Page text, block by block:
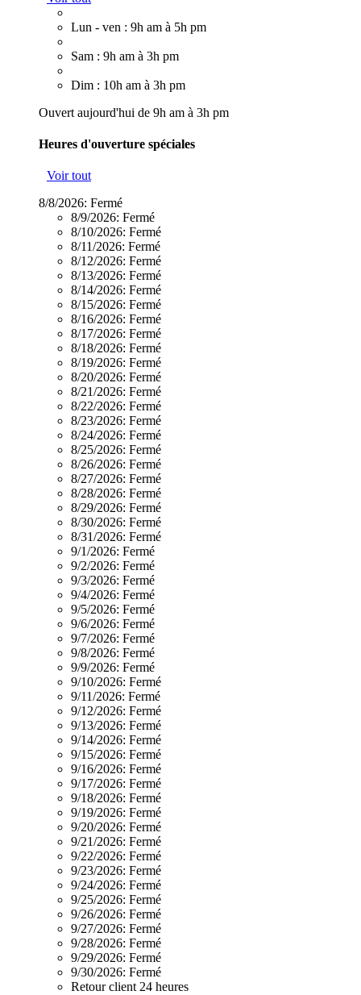
Lun - ven : 9h am à 5h pm
Sam : 9h am à 3h pm
Dim : 10h am à 3h pm
Ouvert aujourd'hui de 9h am à 3h pm
Heures d'ouverture spéciales
Voir tout
8/8/2026: Fermé
8/9/2026: Fermé
8/10/2026: Fermé
8/11/2026: Fermé
8/12/2026: Fermé
8/13/2026: Fermé
8/14/2026: Fermé
8/15/2026: Fermé
8/16/2026: Fermé
8/17/2026: Fermé
8/18/2026: Fermé
8/19/2026: Fermé
8/20/2026: Fermé
8/21/2026: Fermé
8/22/2026: Fermé
8/23/2026: Fermé
8/24/2026: Fermé
8/25/2026: Fermé
8/26/2026: Fermé
8/27/2026: Fermé
8/28/2026: Fermé
8/29/2026: Fermé
8/30/2026: Fermé
8/31/2026: Fermé
9/1/2026: Fermé
9/2/2026: Fermé
9/3/2026: Fermé
9/4/2026: Fermé
9/5/2026: Fermé
9/6/2026: Fermé
9/7/2026: Fermé
9/8/2026: Fermé
9/9/2026: Fermé
9/10/2026: Fermé
9/11/2026: Fermé
9/12/2026: Fermé
9/13/2026: Fermé
9/14/2026: Fermé
9/15/2026: Fermé
9/16/2026: Fermé
9/17/2026: Fermé
9/18/2026: Fermé
9/19/2026: Fermé
9/20/2026: Fermé
9/21/2026: Fermé
9/22/2026: Fermé
9/23/2026: Fermé
9/24/2026: Fermé
9/25/2026: Fermé
9/26/2026: Fermé
9/27/2026: Fermé
9/28/2026: Fermé
9/29/2026: Fermé
9/30/2026: Fermé
Retour client 24 heures